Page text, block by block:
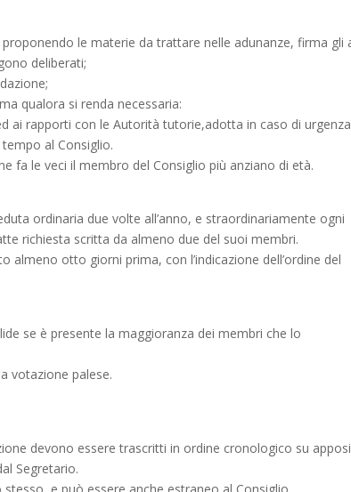
le materie da trattare nelle adunanze, firma gli
deliberati;
qualora si renda necessaria:
ai rapporti con le Autorità tutorie,adotta in caso di urgenza
al Consiglio.
fa le veci il membro del Consiglio più anziano di età.
ordinaria due volte all’anno, e straordinariamente ogni
richiesta scritta da almeno due del suoi membri.
otto giorni prima, con l’indicazione dell’ordine del
se è presente la maggioranza dei membri che lo
votazione palese.
devono essere trascritti in ordine cronologico su
Segretario.